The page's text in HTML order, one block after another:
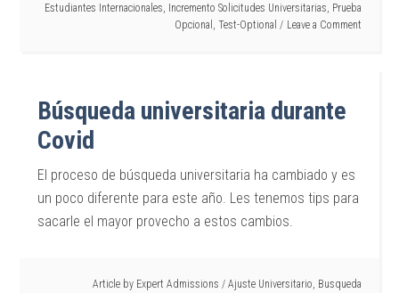
Estudiantes Internacionales Incremento Solicitudes Universitarias Prueba
Opcional
Test-Optional Leave a Comment
Búsqueda universitaria durante
Covid
El proceso de búsqueda universitaria ha cambiado y es
un poco diferente para este año. Les tenemos tips para
sacarle el mayor provecho a estos cambios.
Article by Expert Admissions / Ajuste Universitario Busqueda